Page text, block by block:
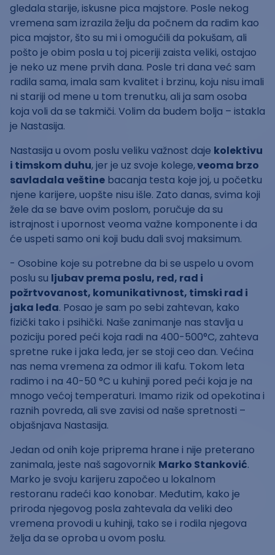
gledala starije, iskusne pica majstore. Posle nekog
vremena sam izrazila želju da počnem da radim kao
pica majstor, što su mi i omogućili da pokušam, ali
pošto je obim posla u toj piceriji zaista veliki, ostajao
je neko uz mene prvih dana. Posle tri dana već sam
radila sama, imala sam kvalitet i brzinu, koju nisu imali
ni stariji od mene u tom trenutku, ali ja sam osoba
koja voli da se takmiči. Volim da budem bolja – istakla
je Nastasija.
Nastasija u ovom poslu veliku važnost daje kolektivu
i timskom duhu, jer je uz svoje kolege,veoma brzo
savladala veštine bacanja testa koje joj, u početku
njene karijere, uopšte nisu išle. Zato danas, svima koji
žele da se bave ovim poslom, poručuje da su
istrajnost i upornost veoma važne komponente i da
će uspeti samo oni koji budu dali svoj maksimum.
- Osobine koje su potrebne da bi se uspelo u ovom
poslu su ljubav prema poslu, red, rad i
požrtvovanost, komunikativnost, timski rad i
jaka leđa. Posao je sam po sebi zahtevan, kako
fizički tako i psihički. Naše zanimanje nas stavlja u
poziciju pored peći koja radi na 400-500°C, zahteva
spretne ruke i jaka leđa, jer se stoji ceo dan. Većina
nas nema vremena za odmor ili kafu. Tokom leta
radimo i na 40-50 °C u kuhinji pored peći koja je na
mnogo većoj temperaturi. Imamo rizik od opekotina i
raznih povreda, ali sve zavisi od naše spretnosti –
objašnjava Nastasija.
Jedan od onih koje priprema hrane i nije preterano
zanimala, jeste naš sagovornik Marko Stanković.
Marko je svoju karijeru započeo u lokalnom
restoranu radeći kao konobar. Međutim, kako je
priroda njegovog posla zahtevala da veliki deo
vremena provodi u kuhinji, tako se i rodila njegova
želja da se oproba u ovom poslu.